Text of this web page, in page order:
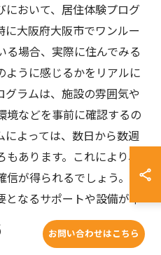
において、居住体験プログ
に大阪府大阪市でワンルー
る場合、実際に住んでみる
ように感じるかをリアルに
グラムは、施設の雰囲気や
境などを事前に確認するの
によっては、数日から数週
あります。これにより、
信が得られるでしょう。体
となるサポートや設備が十
極めることができます。
お問い合わせはこちら